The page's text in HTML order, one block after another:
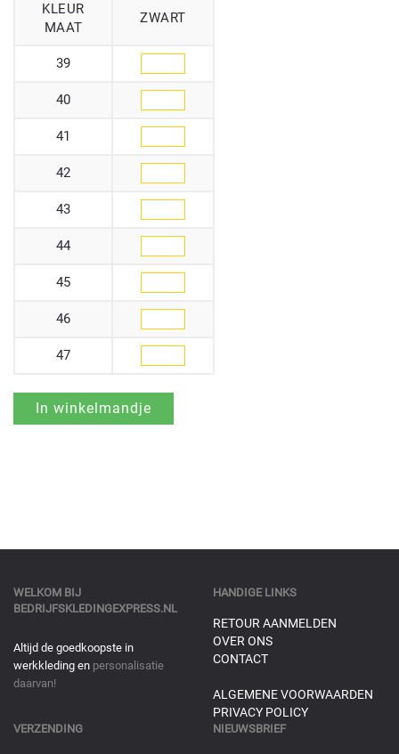
KLEUR
MAAT
ZWART
39
40
41
42
43
44
45
46
47
WELKOM BIJ
BEDRIJFSKLEDINGEXPRESS.NL
Altijd de goedkoopste in
werkkleding en personalisatie
daarvan!
HANDIGE LINKS
RETOUR AANMELDEN
OVER ONS
CONTACT
ALGEMENE VOORWAARDEN
PRIVACY POLICY
VERZENDING NIEUWSBRIEF